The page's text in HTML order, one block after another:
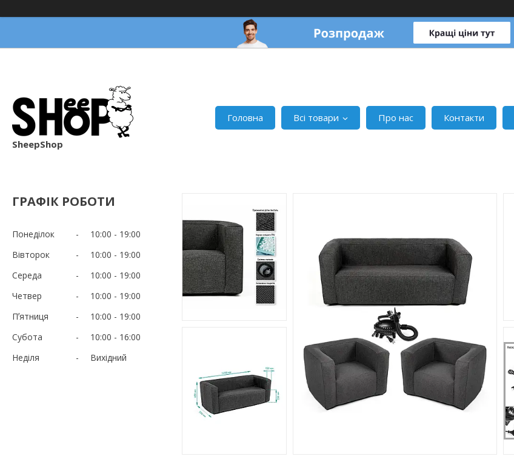
SheepShop
Головна Всі товари Про нас Контакти
ГРАФІК РОБОТИ
Понеділок 10:00
19:00
Вівторок
10:00
19:00
Середа
10:00
19:00
Четвер
10:00
19:00
Пʼятниця
10:00
19:00
Субота
10:00
16:00
Неділя
Вихідний